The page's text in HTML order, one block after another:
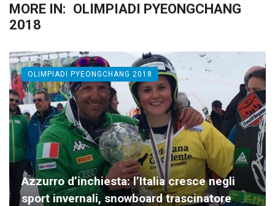
MORE IN: OLIMPIADI PYEONGCHANG
2018
Azzurro d’inchiesta: l’Italia cresce negli
sport invernali, snowboard trascinatore
OLIMPIADI PYEONGCHANG 2018